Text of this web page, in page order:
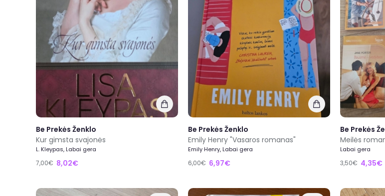
Be Prekės Ženklo
Kur gimsta svajonės
L. Kleypas, Labai gera
7,00€ 8,02€
Be Prekės Ženklo
Emily Henry "Vasaros romanas"
Emily Henry, Labai gera
6,00€ 6,97€
Be Prekės
Meilės
Labai gera
3,50€ 4,35€